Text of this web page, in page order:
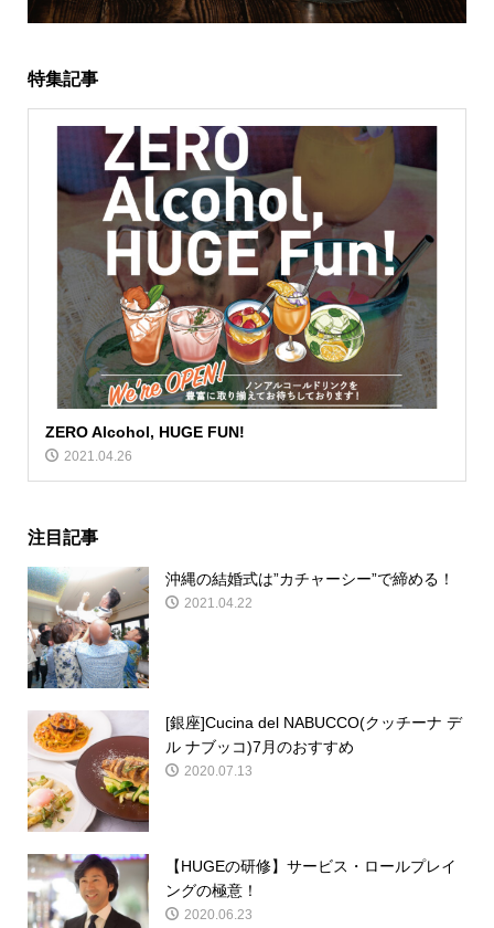
特集記事
ZERO Alcohol, HUGE FUN!
2021.04.26
注目記事
沖縄の結婚式は”カチャーシー”で締める！
2021.04.22
[銀座]Cucina del NABUCCO(クッチーナ デ
ル ナブッコ)7月のおすすめ
2020.07.13
【HUGEの研修】サービス・ロールプレイ
ングの極意！
2020.06.23